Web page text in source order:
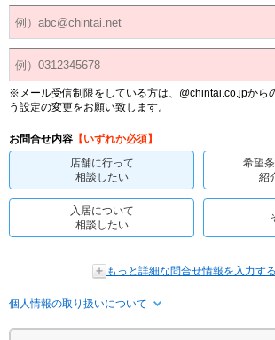
※メール受信制限をしている方は、@chintai.co.jpから
う設定の変更をお願い致します。
お問合せ内容 【いずれか必須】
店舗に行って
相談したい
希望
紹
入居について
相談したい
もっと詳細な問合せ情報を入力す
個人情報の取り扱いについて